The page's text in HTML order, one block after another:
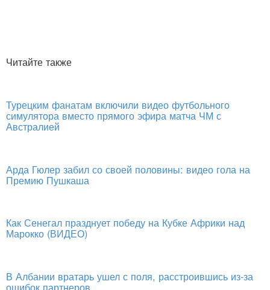
Читайте также
Турецким фанатам включили видео футбольного
симулятора вместо прямого эфира матча ЧМ с
Австралией
Арда Гюлер забил со своей половины: видео гола на
Премию Пушкаша
Как Сенегал празднует победу на Кубке Африки над
Марокко (ВИДЕО)
В Албании вратарь ушел с поля, расстроившись из-за